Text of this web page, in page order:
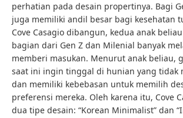
perhatian pada desain propertinya. Bagi
juga memiliki andil besar bagi kesehatan
Cove Casagio dibangun, kedua anak
bagian dari Gen Z dan Milenial banyak
memberi masukan. Menurut anak beliau,
saat ini ingin tinggal di hunian yang tidak
dan memiliki kebebasan untuk memilih
preferensi mereka. Oleh karena itu, Cove
dua tipe desain: “Korean Minimalist” dan